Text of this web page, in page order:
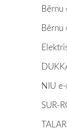
Bērnu
Bērnu
NIU
SUR-